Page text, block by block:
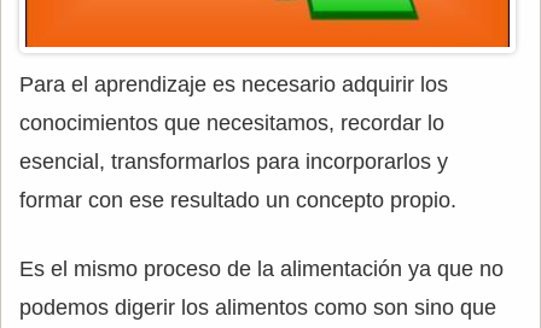
Para el aprendizaje es necesario adquirir los
conocimientos que necesitamos, recordar lo
esencial, transformarlos para incorporarlos y
formar con ese resultado un concepto propio.
Es el mismo proceso de la alimentación ya que no
podemos digerir los alimentos como son sino que